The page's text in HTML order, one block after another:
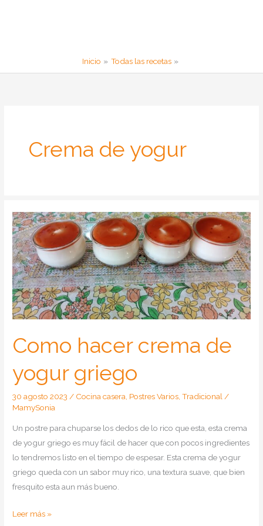
Inicio Todas las recetas
Crema de yogur
Como hacer crema de
yogur griego
30 agosto 2023 / Cocina casera Postres Varios ,Tradicional /
MamySonia
Un postre para chuparse los dedos de lo rico que esta, esta crema
de yogur griego es muy fácil de hacer que con pocos ingredientes
lo tendremos listo en el tiempo de espesar. Esta crema de yogur
griego queda con un sabor muy rico, una textura suave, que bien
fresquito esta aun más bueno.
Como
Leer más »